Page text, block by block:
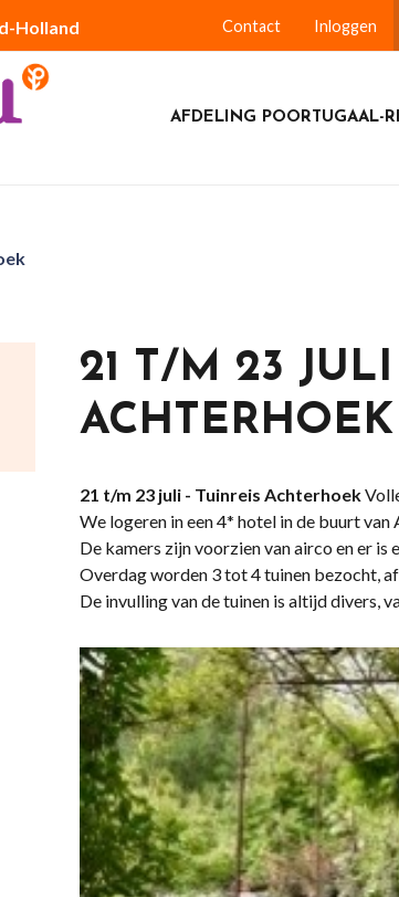
Holland Contact Inloggen
AFDELING POORTUGAAL-
21 T/M 23
ACHTERHOEK
21 t/m 23 juli - Tuinreis Achterhoek
We logeren in een 4* hotel in de buurt van
De kamers zijn voorzien van airco en er is
Overdag worden 3 tot 4 tuinen bezocht,
De invulling van de tuinen is altijd divers,